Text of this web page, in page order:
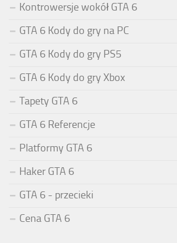
Kontrowersje wokół GTA 6
GTA 6 Kody do gry na PC
GTA 6 Kody do gry PS5
GTA 6 Kody do gry Xbox
Tapety GTA 6
GTA 6 Referencje
Platformy GTA 6
Haker GTA 6
GTA 6 - przecieki
Cena GTA 6